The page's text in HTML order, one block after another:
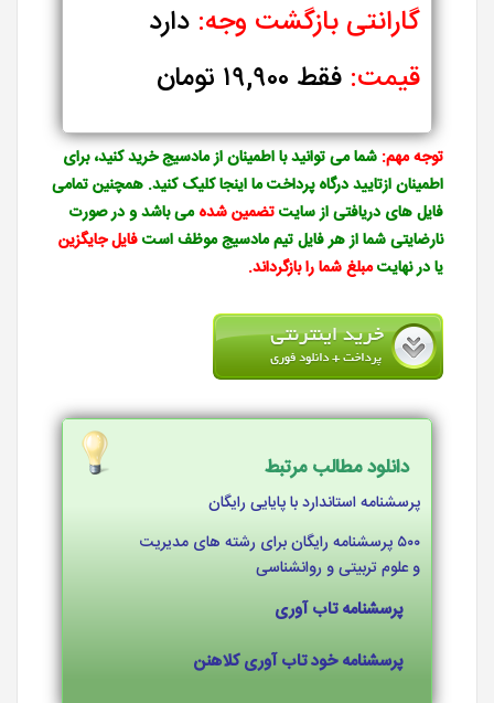
گارانتی بازگشت وجه: دارد
قیمت: فقط ۱۹,۹۰۰ تومان
توجه مهم: شما می توانید با اطمینان از مادسیج خرید کنید، برای
اطمینان ازتایید درگاه پرداخت مااینجاکلیک کنید. همچنین تمامی
فایل های دریافتی از سایتتضمین شدهمی باشد و در صورت
نارضایتی شما از هر فایل تیم مادسیج موظف استفایل جایگزین
یا در نهایتمبلغ شما را بازگرداند.
دانلود مطالب مرتبط
پرسشنامه استاندارد با پایایی رایگان
۵۰۰ پرسشنامه رایگان برای رشته های مدیریت
و علوم تربیتی و روانشناسی
پرسشنامه تاب آوری
پرسشنامه خود تاب آوری کلاهنن